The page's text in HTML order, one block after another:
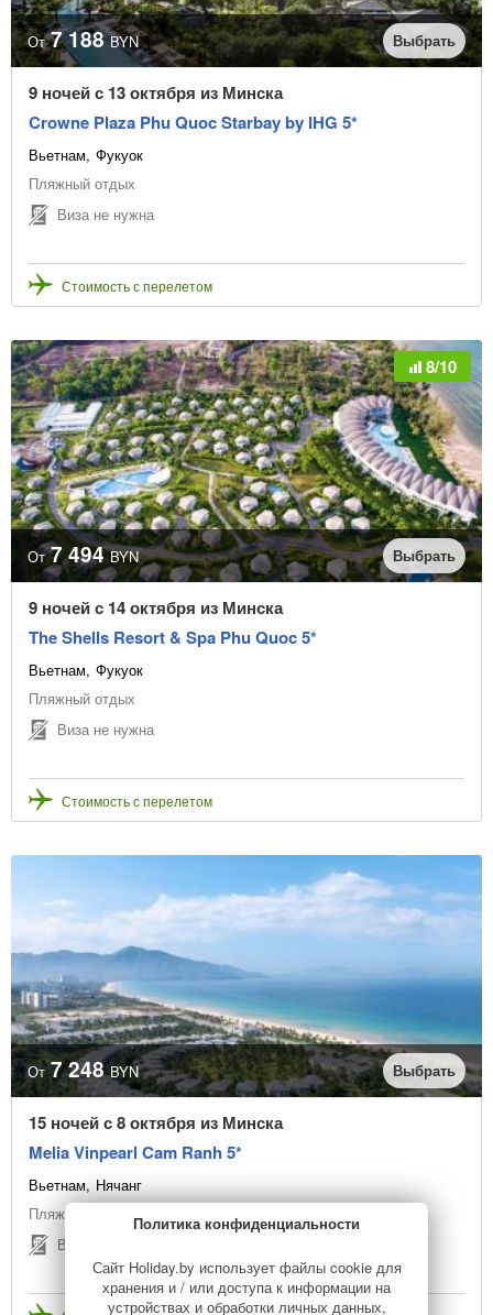
От 7 188 BYN Выбрать
9 ночей с 13 октября из Минска
Crowne Plaza Phu Quoc Starbay by IHG 5*
Вьетнам Фукуок
Пляжный отдых
Виза не нужна
Стоимость с перелетом
8/10
От 7 494 BYN Выбрать
9 ночей с 14 октября из Минска
The Shells Resort & Spa Phu Quoc 5*
Вьетнам Фукуок
Пляжный отдых
Виза не нужна
Стоимость с перелетом
От 7 248 BYN Выбрать
15 ночей с 8 октября из Минска
Melia Vinpearl Cam Ranh 5*
Вьетнам Нячанг
Пляжный отдых
Виза не нужна
Политика конфиденциальности
Сайт Holiday.by использует файлы cookie для
хранения и / или доступа к информации на
устройствах и обработки личных данных,